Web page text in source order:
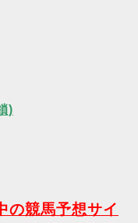
)
の競馬予想サイ